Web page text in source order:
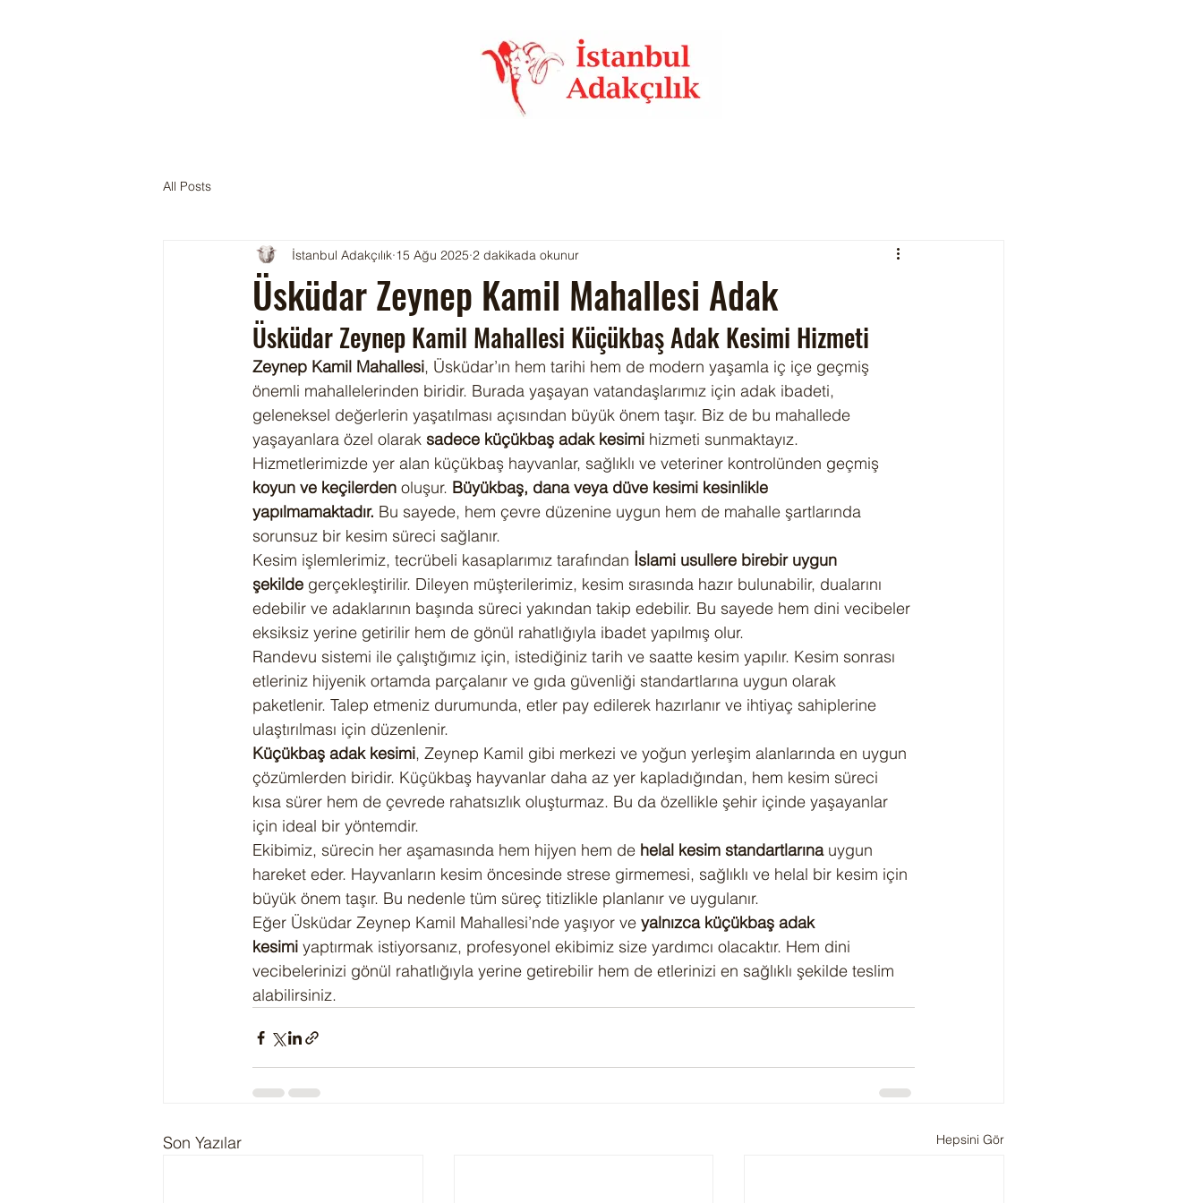
All Posts
Üsküdar Zeynep Kamil Mahallesi Adak
İstanbul Adakçılık 15 Ağu 2025 2 dakikada okunur
Üsküdar Zeynep Kamil Mahallesi Küçükbaş Adak Kesimi Hizmeti
Zeynep Kamil Mahallesi, Üsküdar’ın hem tarihi hem de modern yaşamla iç içe geçmiş
önemli mahallelerinden biridir. Burada yaşayan vatandaşlarımız için adak ibadeti,
geleneksel değerlerin yaşatılması açısından büyük önem taşır. Biz de bu mahallede
yaşayanlara özel olarak sadece küçükbaş adak kesimi hizmeti sunmaktayız.
Hizmetlerimizde yer alan küçükbaş hayvanlar, sağlıklı ve veteriner kontrolünden geçmiş
koyun ve keçilerden oluşur. Büyükbaş, dana veya düve kesimi kesinlikle
yapılmamaktadır. Bu sayede, hem çevre düzenine uygun hem de mahalle şartlarında
sorunsuz bir kesim süreci sağlanır.
Kesim işlemlerimiz, tecrübeli kasaplarımız tarafından İslami usullere birebir uygun
şekilde gerçekleştirilir. Dileyen müşterilerimiz, kesim sırasında hazır bulunabilir, dualarını
edebilir ve adaklarının başında süreci yakından takip edebilir. Bu sayede hem dini vecibeler
eksiksiz yerine getirilir hem de gönül rahatlığıyla ibadet yapılmış olur.
Randevu sistemi ile çalıştığımız için, istediğiniz tarih ve saatte kesim yapılır. Kesim sonrası
etleriniz hijyenik ortamda parçalanır ve gıda güvenliği standartlarına uygun olarak
paketlenir. Talep etmeniz durumunda, etler pay edilerek hazırlanır ve ihtiyaç sahiplerine
ulaştırılması için düzenlenir.
Küçükbaş adak kesimi, Zeynep Kamil gibi merkezi ve yoğun yerleşim alanlarında en uygun
çözümlerden biridir. Küçükbaş hayvanlar daha az yer kapladığından, hem kesim süreci
kısa sürer hem de çevrede rahatsızlık oluşturmaz. Bu da özellikle şehir içinde yaşayanlar
için ideal bir yöntemdir.
Ekibimiz, sürecin her aşamasında hem hijyen hem de helal kesim standartlarına uygun
hareket eder. Hayvanların kesim öncesinde strese girmemesi, sağlıklı ve helal bir kesim için
büyük önem taşır. Bu nedenle tüm süreç titizlikle planlanır ve uygulanır.
Eğer Üsküdar Zeynep Kamil Mahallesi’nde yaşıyor ve yalnızca küçükbaş adak
kesimi yaptırmak istiyorsanız, profesyonel ekibimiz size yardımcı olacaktır. Hem dini
vecibelerinizi gönül rahatlığıyla yerine getirebilir hem de etlerinizi en sağlıklı şekilde teslim
alabilirsiniz.
Son Yazılar Hepsini Gör